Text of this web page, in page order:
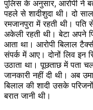
पुलिस के अनुसार, आरोपी ने
पहले से शादीशुदा थी। दो
रमजानपुरा में रहती थी। पति
अकेली रहती थी। बेटा अपने
आता था। आरोपी बिलाल
संपर्क में आए। दोनों लिव इन
उठाता था। पूछताछ में पता
जानकारी नहीं दी थी। अब
बिलाल की शादी उसके
बरात जानी थी।